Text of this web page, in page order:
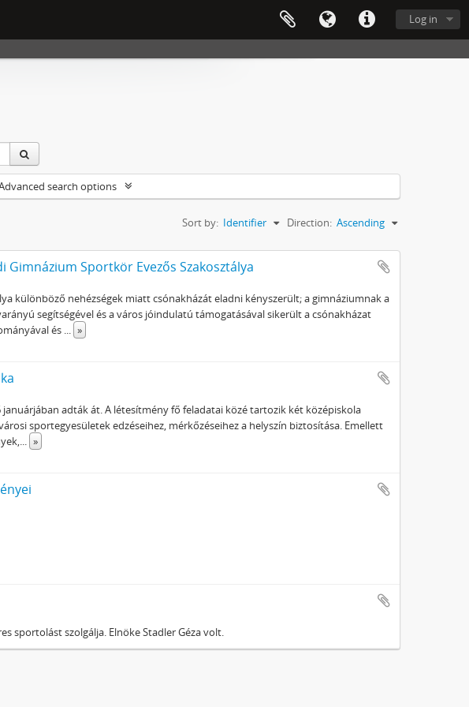
Log in
search options
Sort by: Identifier Direction: Ascending
Gimnázium Sportkör Evezős Szakosztálya
különböző nehézségek miatt csónakházát eladni kényszerült; a gimnáziumnak a
segítségével és a város jóindulatú támogatásával sikerült a csónakházat
és ... »
adták át. A létesítmény fő feladatai közé tartozik két középiskola
sportegyesületek edzéseihez, mérkőzéseihez a helyszín biztosítása. Emellett
... »
sportolást szolgálja. Elnöke Stadler Géza volt.